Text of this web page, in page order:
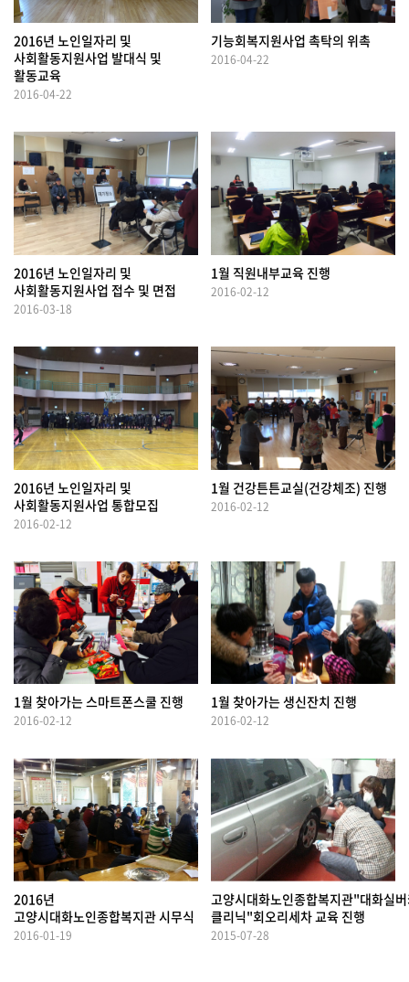
2016년 노인일자리 및
사회활동지원사업 발대식 및
활동교육
2016-04-22
기능회복지원사업 촉탁의 위촉
2016-04-22
2016년 노인일자리 및
사회활동지원사업 접수 및 면접
2016-03-18
1월 직원내부교육 진행
2016-02-12
2016년 노인일자리 및
사회활동지원사업 통합모집
2016-02-12
1월 건강튼튼교실(건강체조) 진행
2016-02-12
1월 찾아가는 스마트폰스쿨 진행
2016-02-12
1월 찾아가는 생신잔치 진행
2016-02-12
2016년
고양시대화노인종합복지관 시무식
2016-01-19
고양시대화노인종합복지관"대화실
클리닉"회오리세차 교육 진행
2015-07-28